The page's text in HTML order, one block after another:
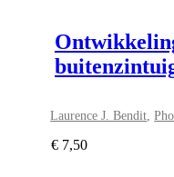
Laurence J. Bendit ,
€ 7,50